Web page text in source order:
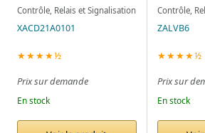
Contrôle, Relais et Signalisation
XACD21A0101
★★★★½
Prix sur demande
En stock
Contrôle,
ZALVB6
★★★★½
Prix sur
En stock